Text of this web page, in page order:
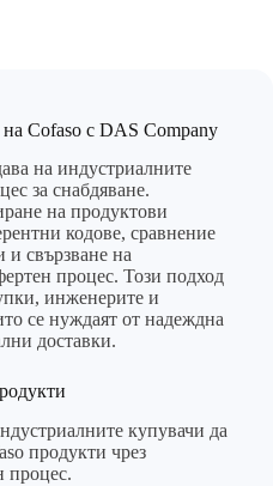
Cofaso с DAS Company
на индустриалните
за снабдяване.
на продуктови
кодове, сравнение
и свързване на
процес. Този подход
инженерите и
се нуждаят от надеждна
доставки.
купувачи да
продукти чрез
процес.